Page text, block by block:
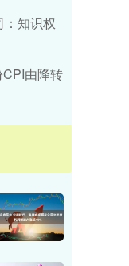
：知识权
由降转